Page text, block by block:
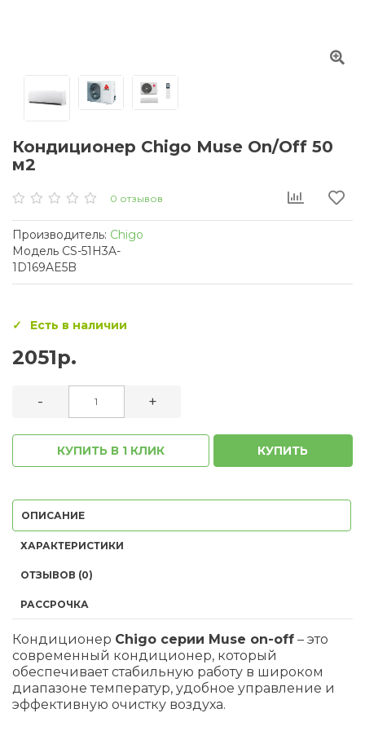
Кондиционер Chigo Muse On/Off 50
м2
0 отзывов
Производитель: Chigo
Модель CS-51H3A-
1D169AE5B
Есть в наличии
2051р.
- +
КУПИТЬ В 1 КЛИК КУПИТЬ
ОПИСАНИЕ
ХАРАКТЕРИСТИКИ
ОТЗЫВОВ (0)
РАССРОЧКА
Кондиционер Chigo серии Muse on-off – это
современный кондиционер, который
обеспечивает стабильную работу в широком
диапазоне температур, удобное управление и
эффективную очистку воздуха.